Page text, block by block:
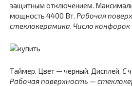
защитным отключением.
мощность 4400 Вт. Рабочая
стеклокерамика. Число
Таймер. Цвет — черный. Дисплей. С
Рабочая поверхность —